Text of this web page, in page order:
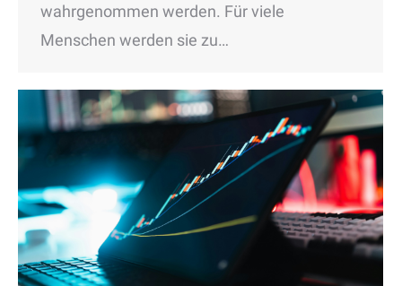
wahrgenommen werden. Für viele
Menschen werden sie zu…